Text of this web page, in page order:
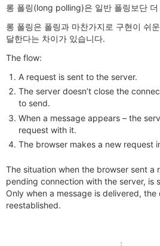
롱 폴링(long polling)은 일반 폴링보단
롱 폴링은 폴링과 마찬가지로 구현이 쉬
달한다는 차이가 있습니다.
The flow:
A request is sent to the server.
The server doesn’t close the
to send.
When a message appears – the
request with it.
The browser makes a new request
The situation when the browser sent a
pending connection with the server, is
Only when a message is delivered, the
reestablished.